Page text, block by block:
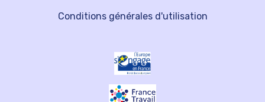
Conditions générales d'utilisation